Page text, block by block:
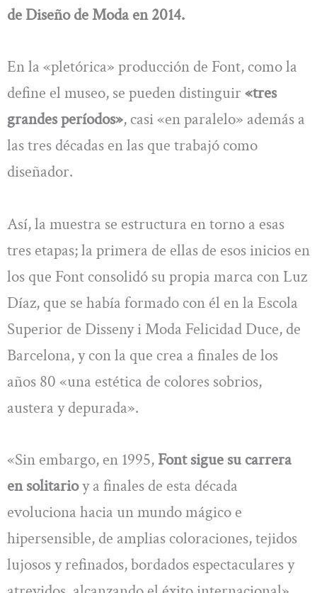
de Diseño de Moda en 2014.
En la «pletórica» producción de Font, como la
define el museo, se pueden distinguir«tres
grandes períodos», casi «en paralelo» además a
las tres décadas en las que trabajó como
diseñador.
Así, la muestra se estructura en torno a esas
tres etapas; la primera de ellas de esos inicios en
los que Font consolidó su propia marca con Luz
Díaz, que se había formado con él en la Escola
Superior de Disseny i Moda Felicidad Duce, de
Barcelona, y con la que crea a finales de los
años 80 «una estética de colores sobrios,
austera y depurada».
«Sin embargo, en 1995, Font sigue su carrera
en solitarioy a finales de esta década
evoluciona hacia un mundo mágico e
hipersensible, de amplias coloraciones, tejidos
lujosos y refinados, bordados espectaculares y